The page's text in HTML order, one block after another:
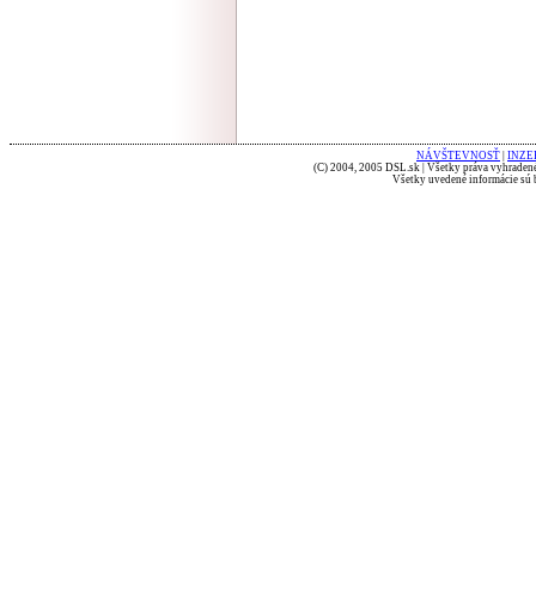
NÁVŠTEVNOSŤ
(C) 2004, 2005 DSL.sk | Všetky práva
Všetky uvedené informácie sú